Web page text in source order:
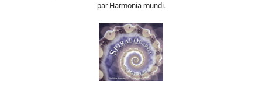
par Harmonia mundi.